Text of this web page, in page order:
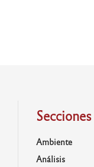
Secciones
Ambiente
Análisis